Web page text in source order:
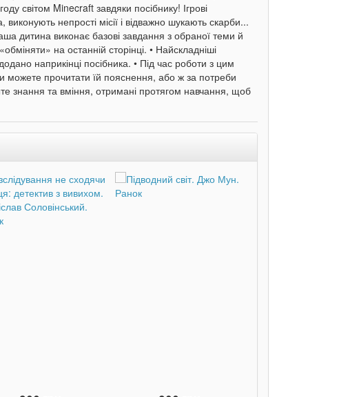
світом Minecraft завдяки посібнику! Ігрові
виконують непрості місії і відважно шукають скарби...
дитина виконає базові завдання з обраної теми й
на останній сторінці. • Найскладніші
наприкінці посібника. • Під час роботи з цим
можете прочитати їй пояснення, або ж за потреби
знання та вміння, отримані протягом навчання, щоб